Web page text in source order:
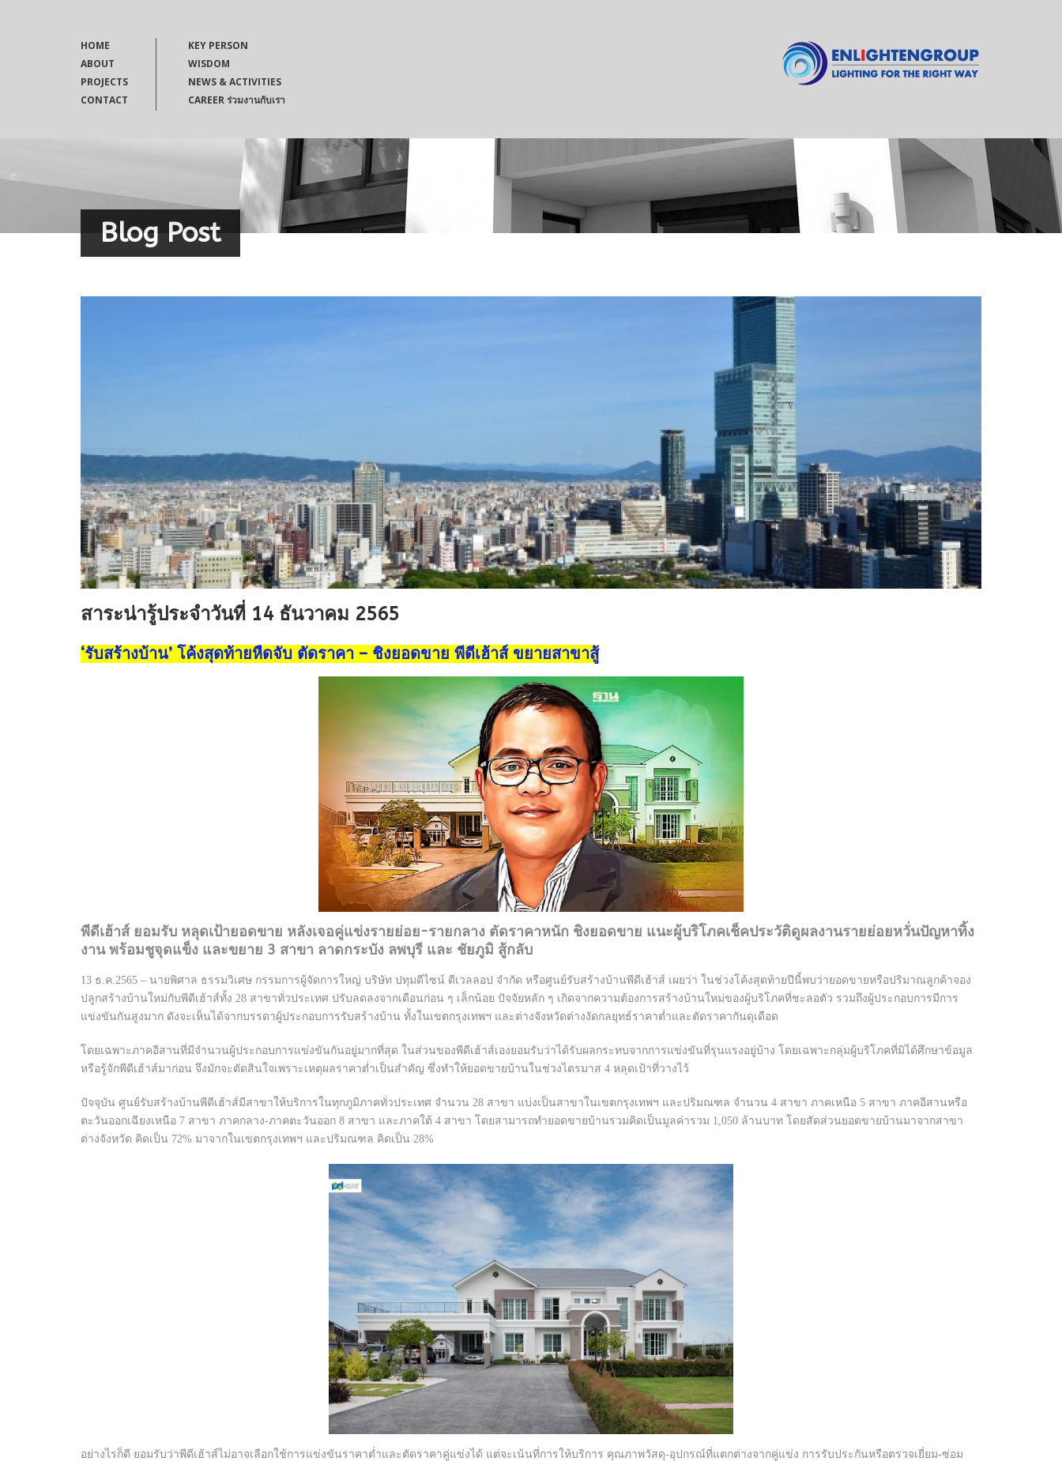
HOME
ABOUT
PROJECTS
CONTACT
KEY PERSON
WISDOM
NEWS & ACTIVITIES
CAREER ร่วมงานกับเรา
Blog Post
สาระน่ารู้ประจำวันที่ 14 ธันวาคม 2565
‘รับสร้างบ้าน’ โค้งสุดท้ายหืดจับ ตัดราคา – ชิงยอดขาย พีดีเฮ้าส์ ขยายสาขาสู้
พีดีเฮ้าส์ ยอมรับ หลุดเป้ายอดขาย หลังเจอคู่แข่งรายย่อย-รายกลาง ตัดราคาหนัก ชิงยอดขาย แนะผู้บริโภคเช็คประวัติดูผลงานรายย่อยหวั่นปัญหาทิ้ง
งาน พร้อมชูจุดแข็ง และขยาย 3 สาขา ลาดกระบัง ลพบุรี และ ชัยภูมิ สู้กลับ
13 ธ.ค.2565 – นายพิศาล ธรรมวิเศษ กรรมการผู้จัดการใหญ่ บริษัท ปทุมดีไซน์ ดีเวลลอป จำกัด หรือศูนย์รับสร้างบ้านพีดีเฮ้าส์ เผยว่า ในช่วงโค้งสุดท้ายปีนี้พบว่ายอดขายหรือปริมาณลูกค้าจอง
ปลูกสร้างบ้านใหม่กับพีดีเฮ้าส์ทั้ง 28 สาขาทั่วประเทศ ปรับลดลงจากเดือนก่อน ๆ เล็กน้อย ปัจจัยหลัก ๆ เกิดจากความต้องการสร้างบ้านใหม่ของผู้บริโภคที่ชะลอตัว รวมถึงผู้ประกอบการมีการ
แข่งขันกันสูงมาก ดังจะเห็นได้จากบรรดาผู้ประกอบการรับสร้างบ้าน ทั้งในเขตกรุงเทพฯ และต่างจังหวัดต่างงัดกลยุทธ์ราคาต่ำและตัดราคากันดุเดือด
โดยเฉพาะภาคอีสานที่มีจำนวนผู้ประกอบการแข่งขันกันอยู่มากที่สุด ในส่วนของพีดีเฮ้าส์เองยอมรับว่าได้รับผลกระทบจากการแข่งขันที่รุนแรงอยู่บ้าง โดยเฉพาะกลุ่มผู้บริโภคที่มิได้ศึกษาข้อมูล
หรือรู้จักพีดีเฮ้าส์มาก่อน จึงมักจะตัดสินใจเพราะเหตุผลราคาต่ำเป็นสำคัญ ซึ่งทำให้ยอดขายบ้านในช่วงไตรมาส 4 หลุดเป้าที่วางไว้
ปัจจุบัน ศูนย์รับสร้างบ้านพีดีเฮ้าส์มีสาขาให้บริการในทุกภูมิภาคทั่วประเทศ จำนวน 28 สาขา แบ่งเป็นสาขาในเขตกรุงเทพฯ และปริมณฑล จำนวน 4 สาขา ภาคเหนือ 5 สาขา ภาคอีสานหรือ
ตะวันออกเฉียงเหนือ 7 สาขา ภาคกลาง-ภาคตะวันออก 8 สาขา และภาคใต้ 4 สาขา โดยสามารถทำยอดขายบ้านรวมคิดเป็นมูลค่ารวม 1,050 ล้านบาท โดยสัดส่วนยอดขายบ้านมาจากสาขา
ต่างจังหวัด คิดเป็น 72% มาจากในเขตกรุงเทพฯ และปริมณฑล คิดเป็น 28%
อย่างไรก็ดี ยอมรับว่าพีดีเฮ้าส์ไม่อาจเลือกใช้การแข่งขันราคาต่ำและตัดราคาคู่แข่งได้ แต่จะเน้นที่การให้บริการ คุณภาพวัสดุ-อุปกรณ์ที่แตกต่างจากคู่แข่ง การรับประกันหรือตรวจเยี่ยม-ซ่อม